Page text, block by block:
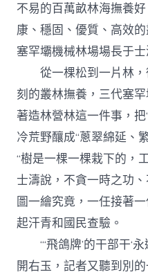
不易的百萬畝林海撫養
康、穩固、優質、高效
塞罕壩機械林場場長于士
從一棵松到一片林，
刻的叢林撫養，三代塞
著造林營林這一件事，
冷荒野釀成“蔥翠綿延、
“樹是一棵一棵栽下的，
士濤說，不貪一時之功
圖一繪究竟，一任接著
起汗青和國民查驗。
“‘飛鴿牌’的干部干‘永
開右玉，記者又聽到別